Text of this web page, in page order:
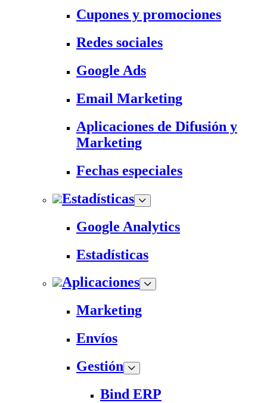
Cupones y promociones
Redes sociales
Google Ads
Email Marketing
Aplicaciones de Difusión y
Marketing
Fechas especiales
Estadísticas
Google Analytics
Estadísticas
Aplicaciones
Marketing
Envíos
Gestión
Bind ERP